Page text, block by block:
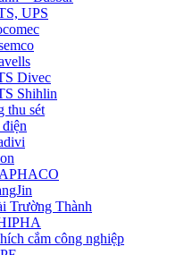
UPS
Divec
Shihlin
thu sét
Trường Thành
cắm công nghiệp